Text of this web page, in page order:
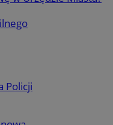
Policji